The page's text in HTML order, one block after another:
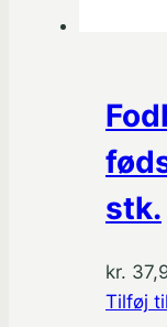
stk.
kr.
Tilføj